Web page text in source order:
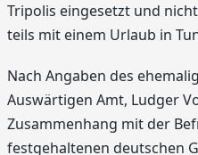
Tripolis eingesetzt und
teils mit einem Urlaub in
Nach Angaben des
Auswärtigen Amt, Ludger
Zusammenhang mit der
festgehaltenen deutschen